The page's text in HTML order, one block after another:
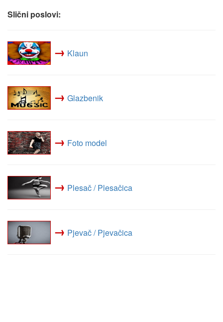
Slični poslovi:
→ Klaun
→ Glazbenik
→ Foto model
→ Plesač / Plesačica
→ Pjevač / Pjevačica